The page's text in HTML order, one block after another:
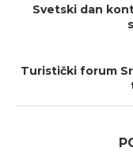
Svetski dan
Turistički forum